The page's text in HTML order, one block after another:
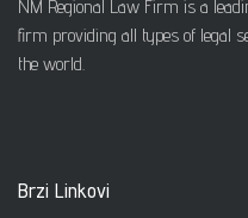
NM Regional Law Firm is a
firm providing all types of legal
the world.
Brzi Linkovi